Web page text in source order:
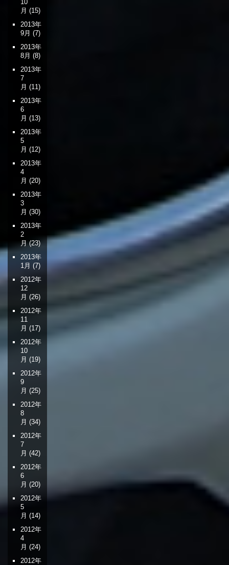
10
月 (15)
2013年
9月 (7)
2013年
8月 (8)
2013年
7
月 (11)
2013年
6
月 (13)
2013年
5
月 (12)
2013年
4
月 (20)
2013年
3
月 (30)
2013年
2
月(23)
2013年
1月 (7)
2012年
12
月 (26)
2012年
11
月 (17)
2012年
10
月 (19)
2012年
9
月 (25)
2012年
8
月 (34)
2012年
7
月 (42)
2012年
6
月 (20)
2012年
5
月 (14)
2012年
4
月 (24)
2012年